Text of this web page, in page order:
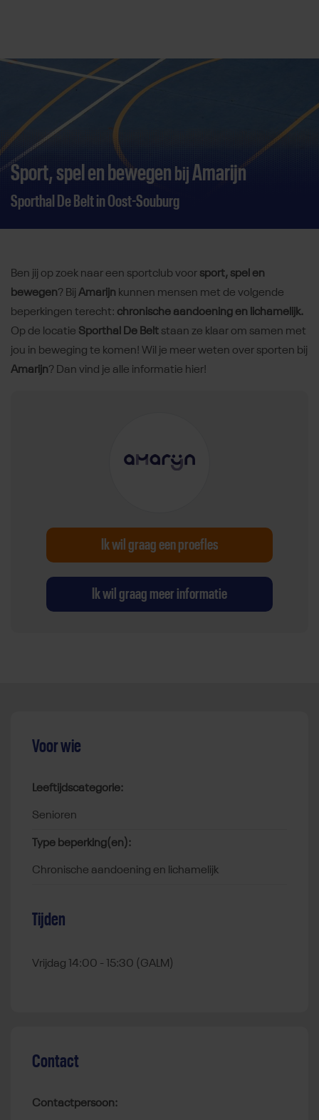
Direct door naar content
Sport, spel en bewegen bijAmarijn
Sporthal De Belt in Oost-Souburg
Ben jij op zoek naar een sportclub voor sport, spel en
bewegen? Bij Amarijn kunnen mensen met de volgende
beperkingen terecht: chronische aandoening en lichamelijk.
Op de locatie Sporthal De Belt staan ze klaar om samen met
jou in beweging te komen! Wil je meer weten over sporten bij
Amarijn? Dan vind je alle informatie hier!
Ik wil graag een proefles
Ik wil graag meer informatie
Voor wie
Leeftijdscategorie:
senioren
Type beperking(en):
chronische aandoening en lichamelijk
Tijden
Vrijdag 14:00 - 15:30 (GALM)
Contact
Contactpersoon: